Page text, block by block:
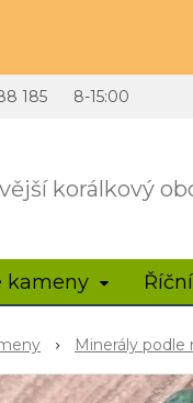
korálkový
185 8-15:00
kameny
Minerály podle